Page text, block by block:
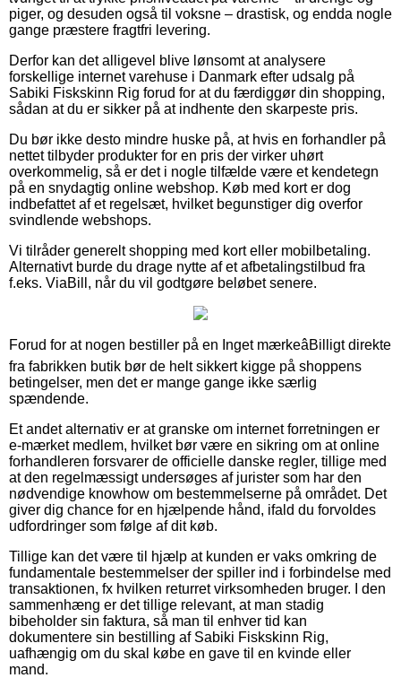
piger, og desuden også til voksne – drastisk, og endda nogle
gange præstere fragtfri levering.
Derfor kan det alligevel blive lønsomt at analysere
forskellige internet varehuse i Danmark efter udsalg på
Sabiki Fiskskinn Rig forud for at du færdiggør din shopping,
sådan at du er sikker på at indhente den skarpeste pris.
Du bør ikke desto mindre huske på, at hvis en forhandler på
nettet tilbyder produkter for en pris der virker uhørt
overkommelig, så er det i nogle tilfælde være et kendetegn
på en snydagtig online webshop. Køb med kort er dog
indbefattet af et regelsæt, hvilket begunstiger dig overfor
svindlende webshops.
Vi tilråder generelt shopping med kort eller mobilbetaling.
Alternativt burde du drage nytte af et afbetalingstilbud fra
f.eks. ViaBill, når du vil godtgøre beløbet senere.
Forud for at nogen bestiller på en Inget mærkeâBilligt direkte
fra fabrikken butik bør de helt sikkert kigge på shoppens
betingelser, men det er mange gange ikke særlig
spændende.
Et andet alternativ er at granske om internet forretningen er
e-mærket medlem, hvilket bør være en sikring om at online
forhandleren forsvarer de officielle danske regler, tillige med
at den regelmæssigt undersøges af jurister som har den
nødvendige knowhow om bestemmelserne på området. Det
giver dig chance for en hjælpende hånd, ifald du forvoldes
udfordringer som følge af dit køb.
Tillige kan det være til hjælp at kunden er vaks omkring de
fundamentale bestemmelser der spiller ind i forbindelse med
transaktionen, fx hvilken returret virksomheden bruger. I den
sammenhæng er det tillige relevant, at man stadig
bibeholder sin faktura, så man til enhver tid kan
dokumentere sin bestilling af Sabiki Fiskskinn Rig,
uafhængig om du skal købe en gave til en kvinde eller
mand.